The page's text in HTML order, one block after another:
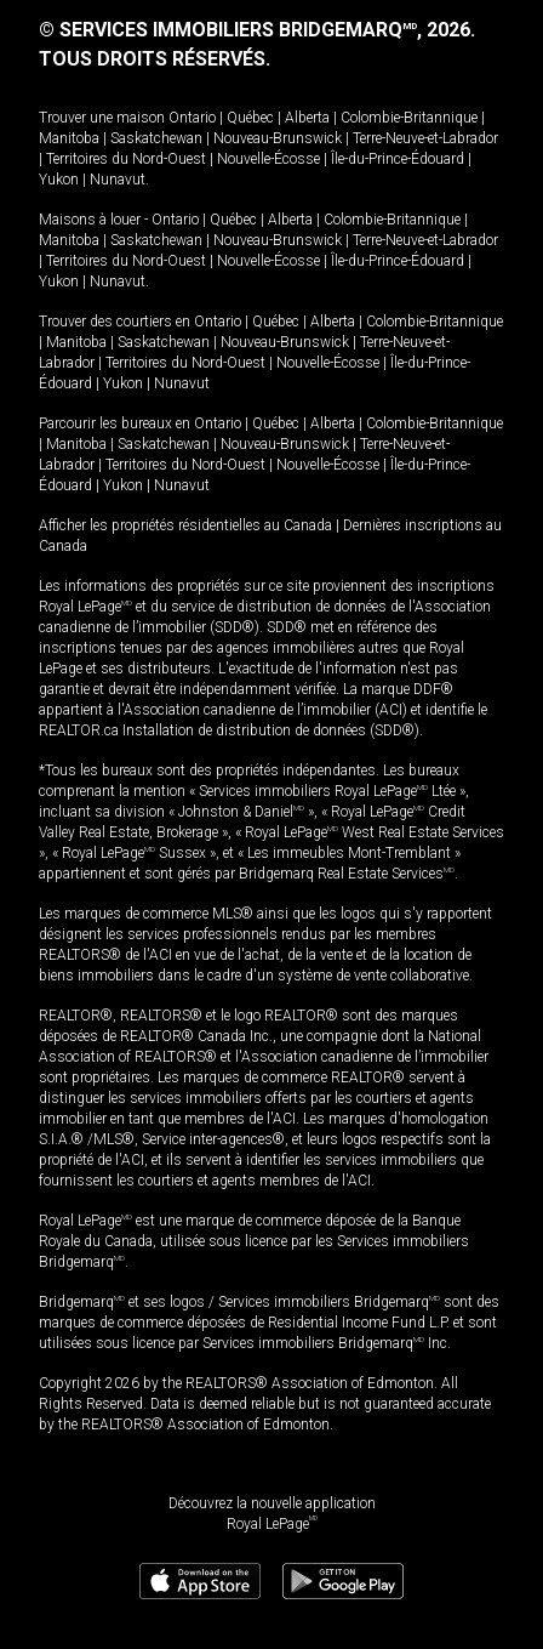
© SERVICES IMMOBILIERS BRIDGEMARQMD, 2026.
TOUS DROITS RÉSERVÉS.
Trouver une maison Ontario Québec Alberta Colombie-Britannique
Manitoba
Saskatchewan Nouveau-Brunswick
Terre-Neuve-et-Labrador
Territoires du Nord-Ouest Nouvelle-Écosse Île-du-Prince-Édouard
Yukon
Nunavut.
Maisons à louer - Ontario Québec Alberta Colombie-Britannique
Manitoba
Saskatchewan Nouveau-Brunswick
Terre-Neuve-et-Labrador
Territoires du Nord-Ouest Nouvelle-Écosse Île-du-Prince-Édouard
Yukon
Nunavut.
Trouver des courtiers en Ontario Québec Alberta
Colombie-Britannique
Manitoba Saskatchewan Nouveau-Brunswick
Terre-Neuve-et-
Labrador
Territoires du Nord-Ouest Nouvelle-Écosse
Île-du-Prince-
Édouard
Yukon Nunavut
Parcourir les bureaux en Ontario Québec Alberta
Colombie-Britannique
Manitoba Saskatchewan Nouveau-Brunswick
Terre-Neuve-et-
Labrador
Territoires du Nord-Ouest Nouvelle-Écosse
Île-du-Prince-
Édouard
Yukon Nunavut
Afficher les propriétés résidentielles au Canada
Dernières inscriptions au
Canada
Les informations des propriétés sur ce site proviennent des inscriptions
Royal LePageMD et du service de distribution de données de l'Association
canadienne de l’immobilier (SDD®). SDD® met en référence des
inscriptions tenues par des agences immobilières autres que Royal
LePage et ses distributeurs. L'exactitude de l'information n'est pas
garantie et devrait être indépendamment vérifiée. La marque DDF®
appartient à l'Association canadienne de l’immobilier (ACI) et identifie le
REALTOR.ca Installation de distribution de données (SDD®).
*Tous les bureaux sont des propriétés indépendantes. Les bureaux
comprenant la mention « Services immobiliers Royal LePageMD Ltée »,
incluant sa division « Johnston & Daniel MD », « Royal LePageMD Credit
Valley Real Estate, Brokerage », « Royal LePageMD West Real Estate Services
», « Royal LePageMD Sussex », et « Les immeubles Mont-Tremblant »
appartiennent et sont gérés par Bridgemarq Real Estate ServicesMD.
Les marques de commerce MLS® ainsi que les logos qui s'y rapportent
désignent les services professionnels rendus par les membres
REALTORS® de l'ACI en vue de l'achat, de la vente et de la location de
biens immobiliers dans le cadre d'un système de vente collaborative.
REALTOR®, REALTORS® et le logo REALTOR® sont des marques
déposées de REALTOR® Canada Inc., une compagnie dont la National
Association of REALTORS® et l'Association canadienne de l’immobilier
sont propriétaires. Les marques de commerce REALTOR® servent à
distinguer les services immobiliers offerts par les courtiers et agents
immobilier en tant que membres de l'ACI. Les marques d'homologation
S.I.A.® /MLS®, Service inter-agences®, et leurs logos respectifs sont la
propriété de l'ACI, et ils servent à identifier les services immobiliers que
fournissent les courtiers et agents membres de l'ACI.
Royal LePageMD est une marque de commerce déposée de la Banque
Royale du Canada, utilisée sous licence par les Services immobiliers
BridgemarqMD.
BridgemarqMD et ses logos / Services immobiliers BridgemarqMD sont des
marques de commerce déposées de Residential Income Fund L.P. et sont
utilisées sous licence par Services immobiliers BridgemarqMD Inc.
Copyright 2026 by the REALTORS® Association of Edmonton. All
Rights Reserved. Data is deemed reliable but is not guaranteed accurate
by the REALTORS® Association of Edmonton.
Découvrez la nouvelle application
Royal LePageMD